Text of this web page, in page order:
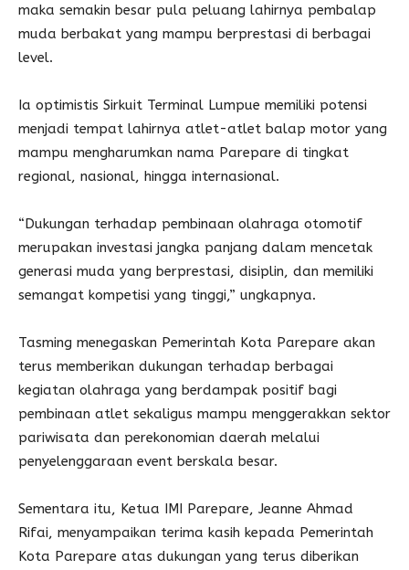
maka semakin besar pula peluang lahirnya pembalap
muda berbakat yang mampu berprestasi di berbagai
level.
Ia optimistis Sirkuit Terminal Lumpue memiliki potensi
menjadi tempat lahirnya atlet-atlet balap motor yang
mampu mengharumkan nama Parepare di tingkat
regional, nasional, hingga internasional.
“Dukungan terhadap pembinaan olahraga otomotif
merupakan investasi jangka panjang dalam mencetak
generasi muda yang berprestasi, disiplin, dan memiliki
semangat kompetisi yang tinggi,” ungkapnya.
Tasming menegaskan Pemerintah Kota Parepare akan
terus memberikan dukungan terhadap berbagai
kegiatan olahraga yang berdampak positif bagi
pembinaan atlet sekaligus mampu menggerakkan sektor
pariwisata dan perekonomian daerah melalui
penyelenggaraan event berskala besar.
Sementara itu, Ketua IMI Parepare, Jeanne Ahmad
Rifai, menyampaikan terima kasih kepada Pemerintah
Kota Parepare atas dukungan yang terus diberikan